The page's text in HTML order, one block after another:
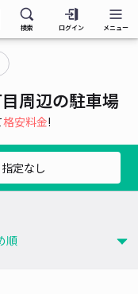
検索 ログイン メニュー
周辺の駐車場
格安料金!
指定なし